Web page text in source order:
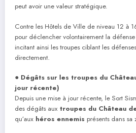
peut avoir une valeur stratégique.
Contre les Hôtels de Ville de niveau 12 à
pour déclencher volontairement la
incitant ainsi les troupes ciblant les
directement.
● Dégâts sur les troupes du
jour récente)
Depuis une mise à jour récente, le Sort
des dégâts aux troupes du Château
qu’aux héros ennemis présents dans sa